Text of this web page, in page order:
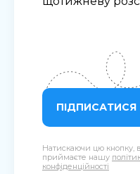
ПІДПИСАТИСЯ
Натискаючи цю кнопку,
приймаєте нашу
конфіденційності